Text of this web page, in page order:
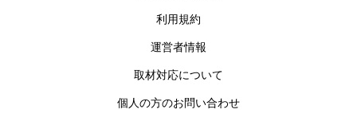
利用規約
運営者情報
取材対応について
個人の方のお問い合わせ